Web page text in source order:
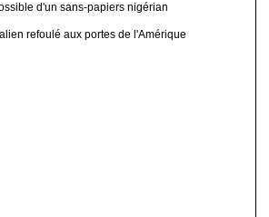
d'un sans-papiers nigérian
refoulé aux portes de l'Amérique